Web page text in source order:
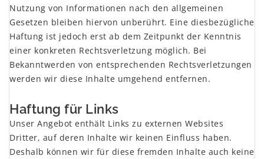
Nutzung von Informationen nach den allgemeinen
Gesetzen bleiben hiervon unberührt. Eine diesbezügliche
Haftung ist jedoch erst ab dem Zeitpunkt der Kenntnis
einer konkreten Rechtsverletzung möglich. Bei
Bekanntwerden von entsprechenden Rechtsverletzungen
werden wir diese Inhalte umgehend entfernen.
Haftung für Links
Unser Angebot enthält Links zu externen Websites
Dritter, auf deren Inhalte wir keinen Einfluss haben.
Deshalb können wir für diese fremden Inhalte auch keine